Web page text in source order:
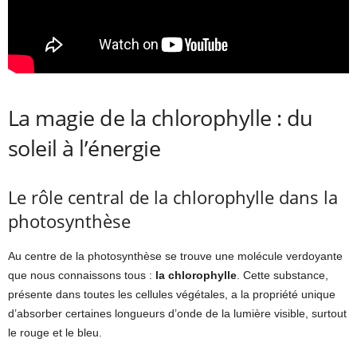
La magie de la chlorophylle : du
soleil à l’énergie
Le rôle central de la chlorophylle dans la
photosynthèse
Au centre de la photosynthèse se trouve une molécule verdoyante
que nous connaissons tous : la chlorophylle . Cette substance,
présente dans toutes les cellules végétales, a la propriété unique
d’absorber certaines longueurs d’onde de la lumière visible, surtout
le rouge et le bleu.